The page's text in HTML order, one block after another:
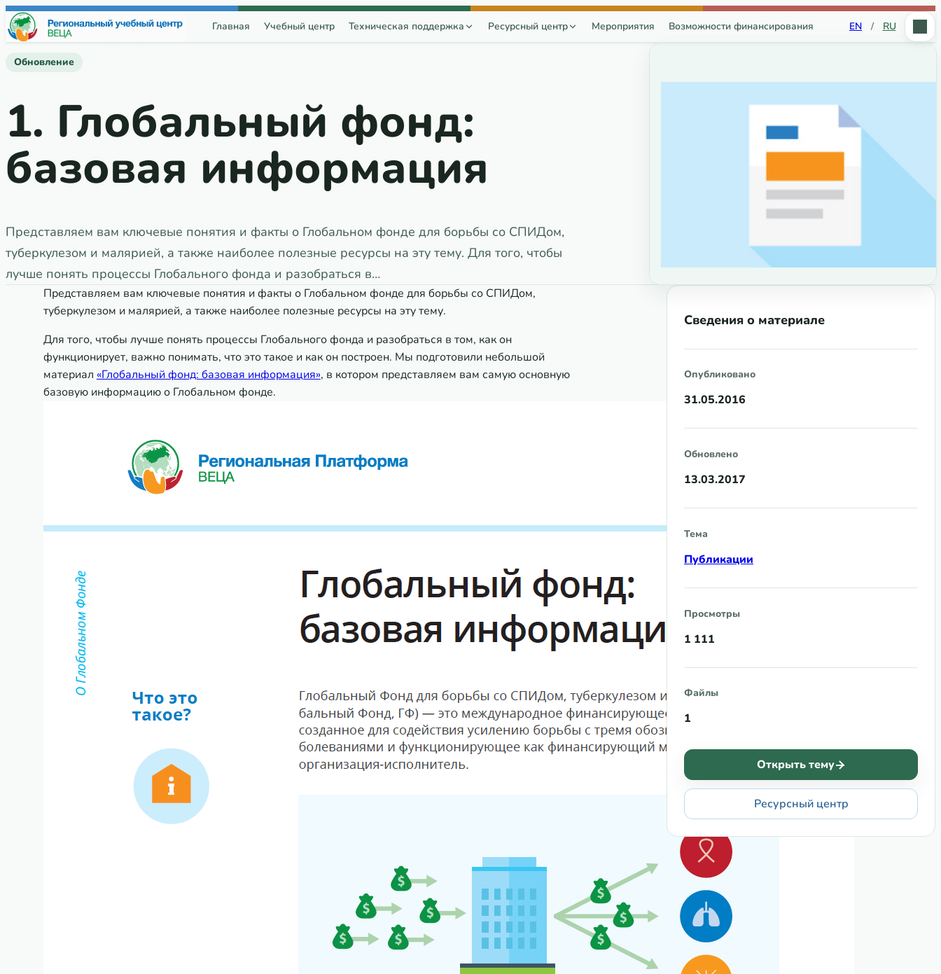
Перейти к содержимому
Главная Учебный центр Техническая поддержка Ресурсный центр Мероприятия Возможности финансирования EN / RU
Обновление
1. Глобальный фонд:
базовая информация
Представляем вам ключевые понятия и факты о Глобальном фонде для борьбы со СПИДом,
туберкулезом и малярией, а также наиболее полезные ресурсы на эту тему. Для того, чтобы
лучше понять процессы Глобального фонда и разобраться в…
Представляем вам ключевые понятия и факты о Глобальном фонде для борьбы со СПИДом,
туберкулезом и малярией, а также наиболее полезные ресурсы на эту тему.
Для того, чтобы лучше понять процессы Глобального фонда и разобраться в том, как он
функционирует, важно понимать, что это такое и как он построен. Мы подготовили небольшой
материал «Глобальный фонд: базовая информация», в котором представляем вам самую основную
базовую информацию о Глобальном фонде.
Сведения о материале
Опубликовано
31.05.2016
Обновлено
13.03.2017
Тема
Публикации
Просмотры
1 111
Файлы
1
Открыть тему
Ресурсный центр